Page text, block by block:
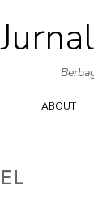
ABOUT